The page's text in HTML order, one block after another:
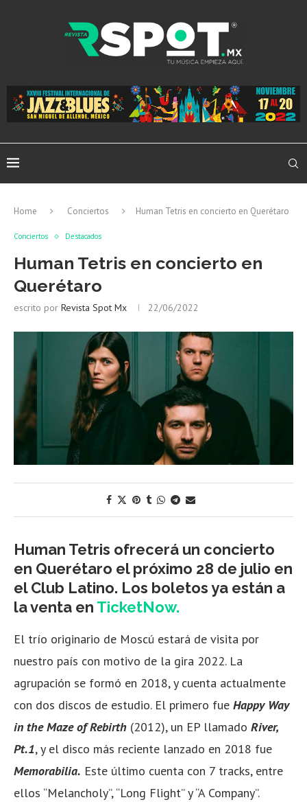
Home Conciertos Human Tetris en concierto en Querétaro
Conciertos Destacados
Human Tetris en concierto en
Querétaro
escrito por Revista Spot Mx 22/06/2022
Human Tetris ofrecerá un concierto
en Querétaro el próximo 28 de julio en
el Club Latino. Los boletos ya están a
la venta en TicketNow.
El trío originario de Moscú estará de visita por
nuestro país con motivo de la gira 2022. La
agrupación se formó en 2018, y cuenta actualmente
con dos discos de estudio. El primero fue Happy Way
in the Maze of Rebirth (2012), un EP llamado River,
Pt.1, y el disco más reciente lanzado en 2018 fue
Memorabilia. Este último cuenta con 7 tracks, entre
ellos “Melancholy”, “Long Flight” y “A Company”.